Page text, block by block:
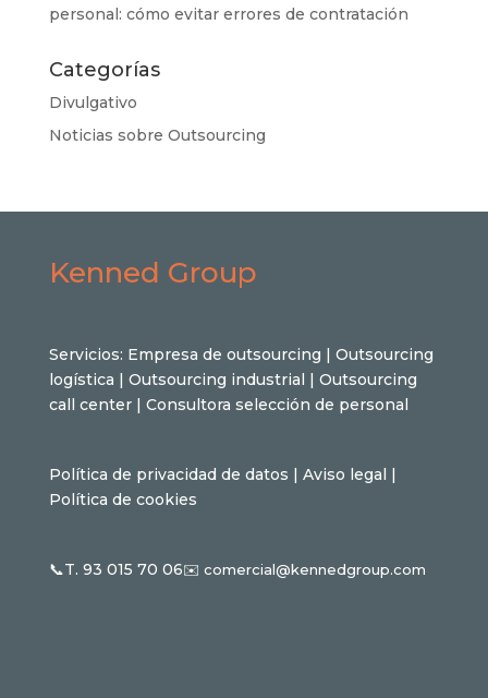
personal: cómo evitar errores de contratación
Categorías
Divulgativo
Noticias sobre Outsourcing
Kenned Group
Servicios: Empresa de outsourcing | Outsourcing
logística | Outsourcing industrial | Outsourcing
call center| Consultora selección de personal
Política de privacidad de datos | Aviso legal |
Política de cookies
📞T. 93 015 70 06✉️ comercial@kennedgroup.com